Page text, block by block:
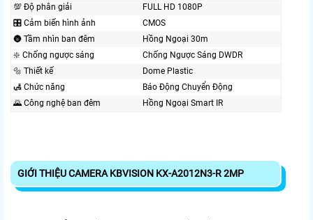
💯 Độ phân giải
FULL HD 1080P
🎛 Cảm biến hình ảnh
CMOS
🌚 Tầm nhìn ban đêm
Hồng Ngoại 30m
❇️ Chống ngược sáng
Chống Ngược Sáng DWDR
🔩 Thiết kế
Dome Plastic
🛃 Chức năng
Báo Động Chuyển Động
🌄 Công nghệ ban đêm
Hồng Ngoại Smart IR
GIỚI THIỆU CAMERA KBVISION KX-A2012N3-R 2MP